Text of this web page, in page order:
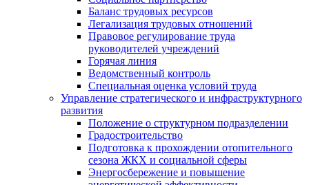
Баланс трудовых ресурсов
Легализация трудовых отношений
Правовое регулирование труда
руководителей учреждений
Горячая линия
Ведомственный контроль
Специальная оценка условий труда
Управление стратегического и инфраструктурного
развития
Положение о структурном подразделении
Градостроительство
Подготовка к прохождении отопительного
сезона ЖКХ и социальной сферы
Энергосбережение и повышение